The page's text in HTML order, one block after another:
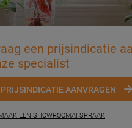
een prijsindicatie
specialist
PRIJSINDICATIE AANVRAGEN
EEN SHOWROOMAFSPRAAK